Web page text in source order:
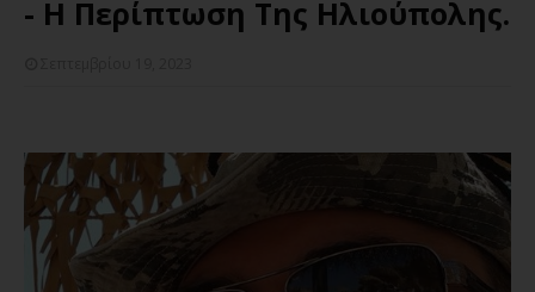
- Η Περίπτωση Της Ηλιούπολης.